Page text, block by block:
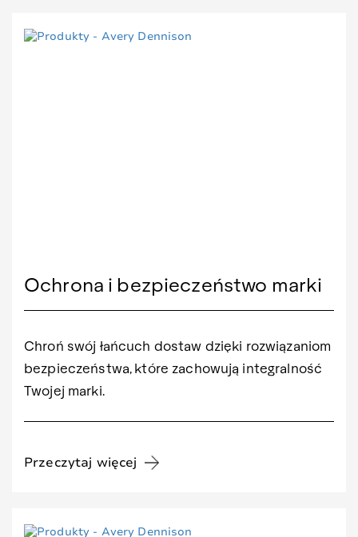
Ochrona i bezpieczeństwo marki
Chroń swój łańcuch dostaw dzięki rozwiązaniom
bezpieczeństwa, które zachowują integralność
Twojej marki.
Przeczytaj więcej